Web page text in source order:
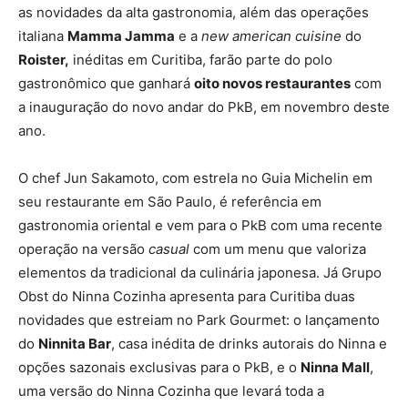
as novidades da alta gastronomia, além das operações
italiana Mamma Jamma e a new american cuisine do
Roister, inéditas em Curitiba, farão parte do polo
gastronômico que ganhará oito novos restaurantes com
a inauguração do novo andar do PkB, em novembro deste
ano.
O chef Jun Sakamoto, com estrela no Guia Michelin em
seu restaurante em São Paulo, é referência em
gastronomia oriental e vem para o PkB com uma recente
operação na versão casual com um menu que valoriza
elementos da tradicional da culinária japonesa. Já Grupo
Obst do Ninna Cozinha apresenta para Curitiba duas
novidades que estreiam no Park Gourmet: o lançamento
do Ninnita Bar, casa inédita de drinks autorais do Ninna e
opções sazonais exclusivas para o PkB, e o Ninna Mall,
uma versão do Ninna Cozinha que levará toda a